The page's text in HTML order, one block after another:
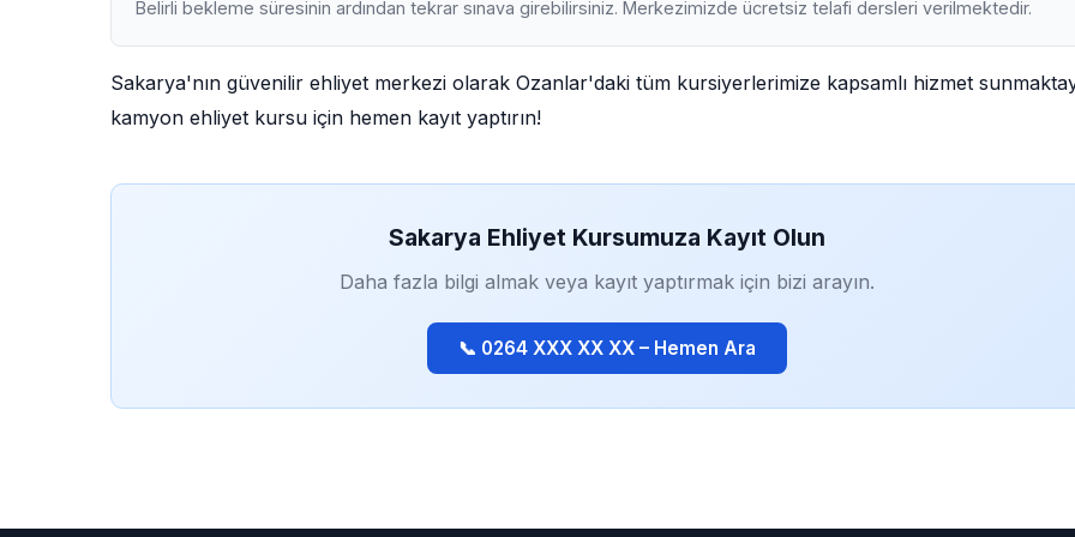
Belirli bekleme süresinin ardından tekrar sınava girebilirsiniz. Merkezimizde ücretsiz telafi dersleri verilmektedir.
Sakarya'nın güvenilir ehliyet merkezi olarak Ozanlar'daki tüm kursiyerlerimize kapsamlı hizmet
kamyon ehliyet kursu için hemen kayıt yaptırın!
Sakarya Ehliyet Kursumuza Kayıt Olun
Daha fazla bilgi almak veya kayıt yaptırmak için bizi arayın.
📞 0264 XXX XX XX – Hemen Ara